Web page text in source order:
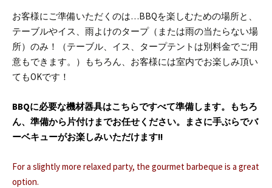
お客様にご準備いただくのは…BBQを楽しむための場所と、
テーブルやイス、雨よけのタープ（または雨の当たらない場
所）のみ！（テーブル、イス、タープテントは別料金でご用
意もできます。） もちろん、お客様には室内でお楽しみ頂い
てもOKです！
BBQに必要な機材器具はこちらですべて準備します。もちろ
ん、準備から片付けまでお任せください。まさに手ぶらでバ
ーベキューがお楽しみいただけます!!
For a slightly more relaxed party, the gourmet barbeque is a great
option.